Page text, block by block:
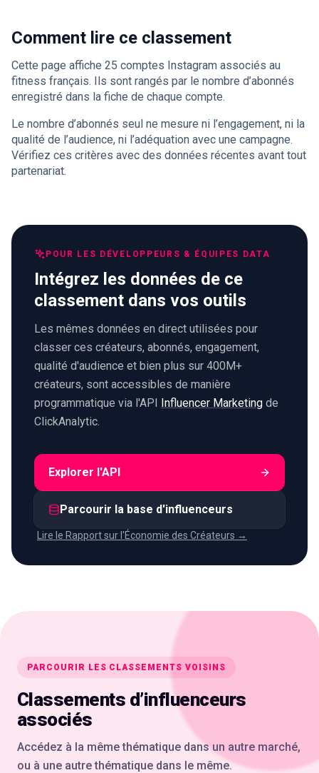
Comment lire ce classement
Cette page affiche 25 comptes Instagram associés au
fitness français. Ils sont rangés par le nombre d’abonnés
enregistré dans la fiche de chaque compte.
Le nombre d’abonnés seul ne mesure ni l’engagement, ni la
qualité de l’audience, ni l’adéquation avec une campagne.
Vérifiez ces critères avec des données récentes avant tout
partenariat.
POUR LES DÉVELOPPEURS & ÉQUIPES DATA
Intégrez les données de ce
classement dans vos outils
Les mêmes données en direct utilisées pour
classer ces créateurs, abonnés, engagement,
qualité d'audience et bien plus sur 400M+
créateurs, sont accessibles de manière
programmatique via l'API Influencer Marketing de
ClickAnalytic.
Explorer l'API
Parcourir la base d'influenceurs
Lire le Rapport sur l'Économie des Créateurs →
PARCOURIR LES CLASSEMENTS VOISINS
Classements d’influenceurs
associés
Accédez à la même thématique dans un autre marché,
ou à une autre thématique dans le même.